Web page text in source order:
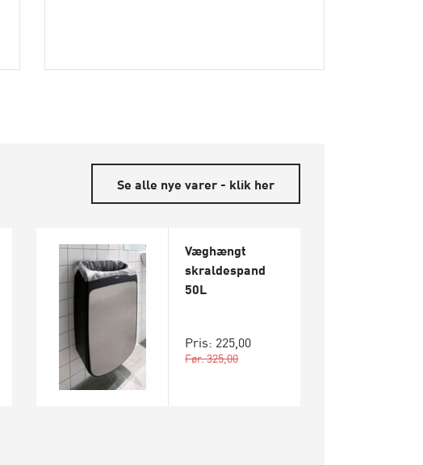
Se alle nye varer - klik her
Væghængt
skraldespand
50L
Pris: 225,00
Før: 325,00